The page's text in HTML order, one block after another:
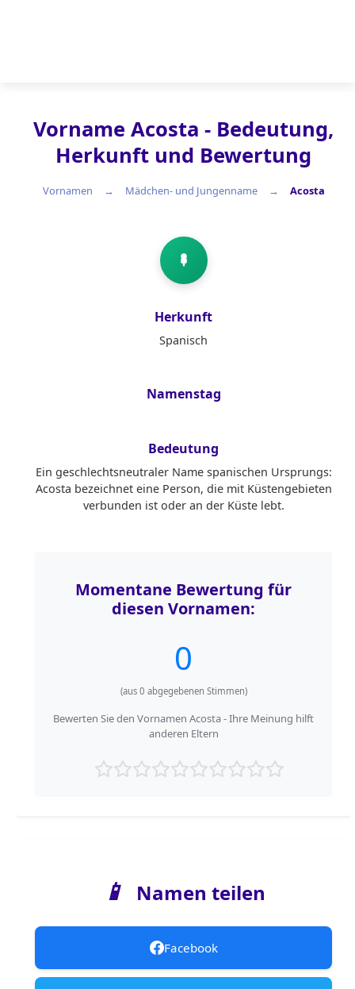
Vorname Acosta - Bedeutung,
Herkunft und Bewertung
Vornamen Mädchen- und Jungenname Acosta
Mädchen- und Jungenname
Herkunft
Spanisch
Namenstag
Bedeutung
Ein geschlechtsneutraler Name spanischen Ursprungs:
Acosta bezeichnet eine Person, die mit Küstengebieten
verbunden ist oder an der Küste lebt.
Momentane Bewertung für
diesen Vornamen:
0
(aus 0 abgegebenen Stimmen)
Bewerten Sie den Vornamen Acosta - Ihre Meinung hilft
anderen Eltern
📱 Namen teilen
Facebook